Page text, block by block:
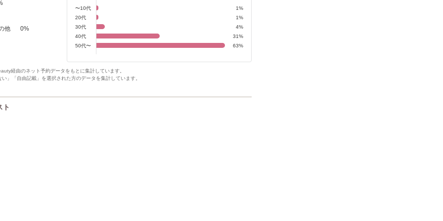
他 0%
〜10代
1%
20代
1%
30代
4%
40代
31%
50代〜
63%
経由のネット予約データをもとに集計しています。
」「自由記載」を選択された方のデータを集計しています。
ト